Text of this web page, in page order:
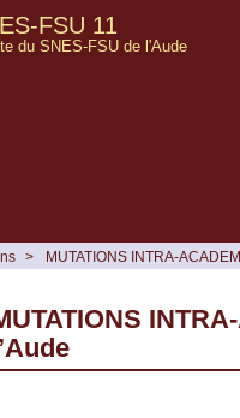
FSU 11
du SNES-FSU de l'Aude
> MUTATIONS INTRA-